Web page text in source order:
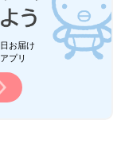
お届け
プリ